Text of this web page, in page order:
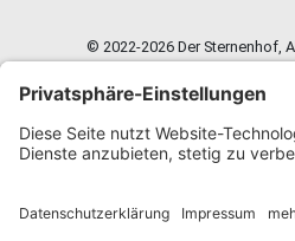
© 2022-2026 Der Sternenhof,
Kontakt